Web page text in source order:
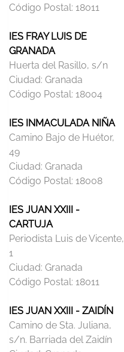
Código Postal: 18011
IES FRAY LUIS DE
GRANADA
Huerta del Rasillo, s/n
Ciudad: Granada
Código Postal: 18004
IES INMACULADA NIÑA
Camino Bajo de Huétor,
49
Ciudad: Granada
Código Postal: 18008
IES JUAN XXIII -
CARTUJA
Periodista Luis de Vicente,
1
Ciudad: Granada
Código Postal: 18011
IES JUAN XXIII - ZAIDÍN
Camino de Sta. Juliana,
s/n. Barriada del Zaidín